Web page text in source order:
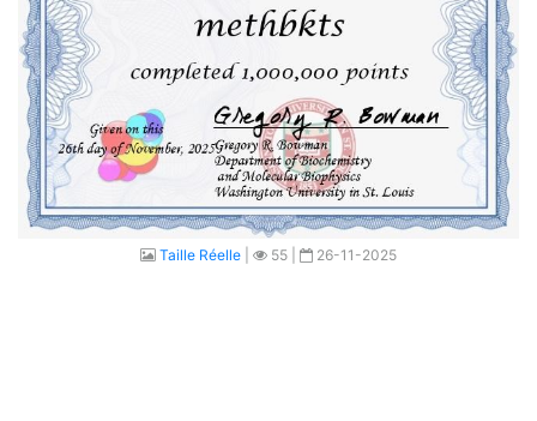
Taille Réelle 55 | 26-11-2025